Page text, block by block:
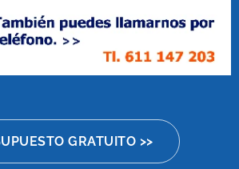
GRATUITO >>